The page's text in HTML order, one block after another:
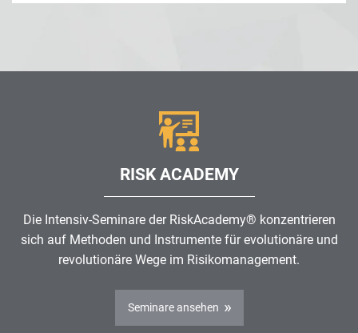
RISK ACADEMY
Die Intensiv-Seminare der RiskAcademy® konzentrieren
sich auf Methoden und Instrumente für evolutionäre und
revolutionäre Wege im Risikomanagement.
Seminare ansehen